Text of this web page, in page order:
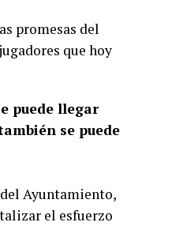
promesas del
que hoy
puede llegar
se puede
Ayuntamiento,
el esfuerzo